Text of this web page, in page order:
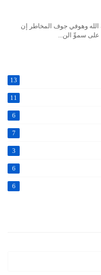
وهوفي جوف المخاطر إن
سموِّ الن...